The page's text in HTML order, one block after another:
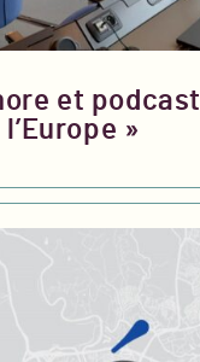
et podcast
»